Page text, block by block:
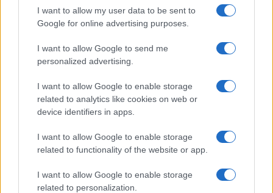
I want to allow my user data to be sent to
Google for online advertising purposes.
I want to allow Google to send me
personalized advertising.
I want to allow Google to enable storage
related to analytics like cookies on web or
device identifiers in apps.
I want to allow Google to enable storage
related to functionality of the website or app.
I want to allow Google to enable storage
related to personalization.
Frasi film più lette
Incipit dei film
Film più cercati
Frasi sul cinema
SERVIZI
Mappa del sito
Cookie Policy
Frasi suddivise per tema
Indice degli autori